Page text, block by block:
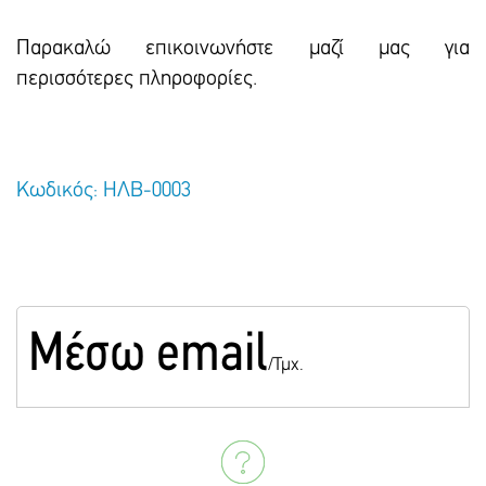
Παρακαλώ επικοινωνήστε μαζί μας για
περισσότερες πληροφορίες.
Κωδικός: ΗΛΒ-0003
Mέσω email/Τμχ.